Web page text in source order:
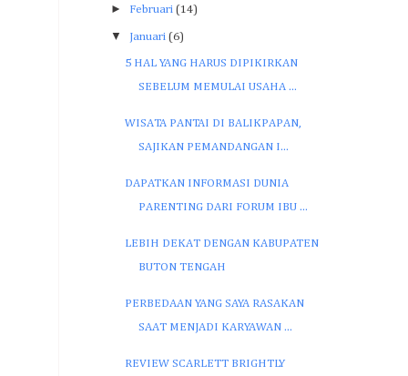
► Februari (14)
▼ Januari (6)
5 HAL YANG HARUS DIPIKIRKAN
SEBELUM MEMULAI USAHA ...
WISATA PANTAI DI BALIKPAPAN,
SAJIKAN PEMANDANGAN I...
DAPATKAN INFORMASI DUNIA
PARENTING DARI FORUM IBU ...
LEBIH DEKAT DENGAN KABUPATEN
BUTON TENGAH
PERBEDAAN YANG SAYA RASAKAN
SAAT MENJADI KARYAWAN ...
REVIEW SCARLETT BRIGHTLY